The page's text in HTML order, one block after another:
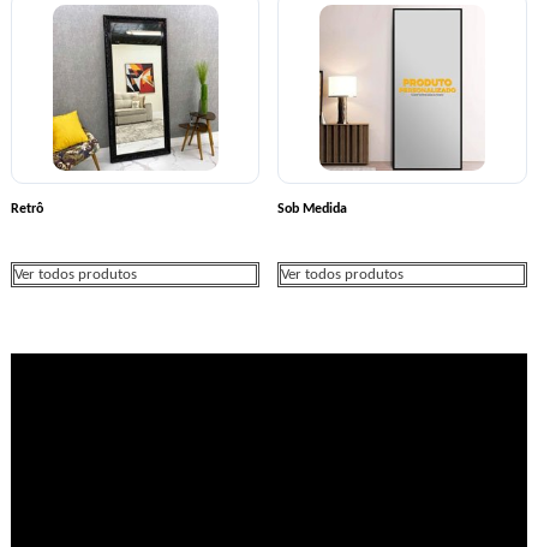
Retrô
Ver todos produtos
Sob Medida
Ver todos produtos